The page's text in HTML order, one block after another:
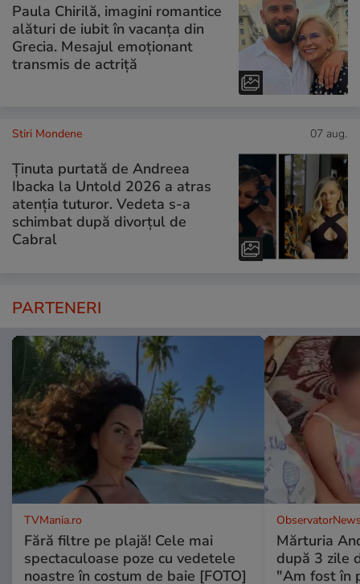
Paula Chirilă, imagini romantice
alături de iubit în vacanța din
Grecia. Mesajul emoționant
transmis de actriță
Stiri Mondene 07 aug.
Ținuta purtată de Andreea
Ibacka la Untold 2026 a atras
atenția tuturor. Vedeta s-a
schimbat după divorțul de
Cabral
PARTENERI
TVMania.ro
Fără filtre pe plajă! Cele mai
spectaculoase poze cu vedetele
noastre în costum de baie [FOTO]
Mărturia
după 3 zile
"Am fost în